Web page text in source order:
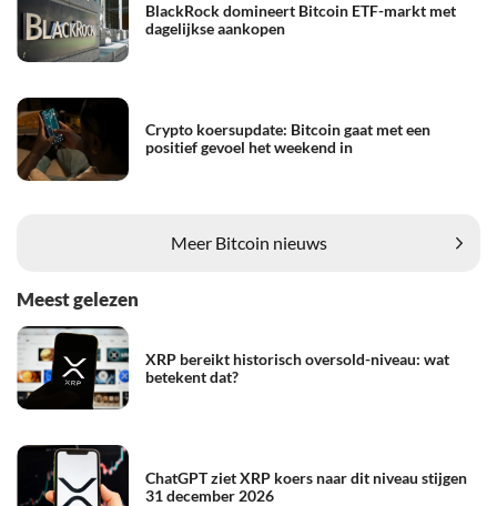
BlackRock domineert Bitcoin ETF-markt met
dagelijkse aankopen
Crypto koersupdate: Bitcoin gaat met een
positief gevoel het weekend in
Meer Bitcoin nieuws
Meest gelezen
XRP bereikt historisch oversold-niveau: wat
betekent dat?
ChatGPT ziet XRP koers naar dit niveau stijgen
31 december 2026